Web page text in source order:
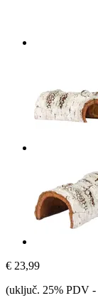
€ 23,99
(uključ. 25% PDV -